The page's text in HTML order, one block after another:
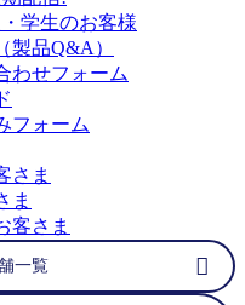
学生のお客様
製品Q&A）
わせフォーム
フォーム
さま
ま
客さま
一覧